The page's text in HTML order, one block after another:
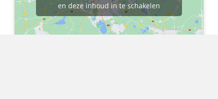
en deze inhoud in te schakelen